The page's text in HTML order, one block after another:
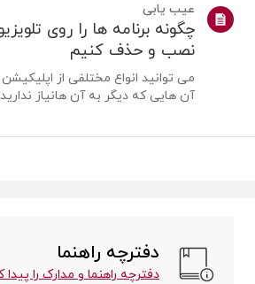
ریموت از تلویزیونجدا شده است.
عیب یابی
چگونه برنامه ها را روی
نصب و حذف کنیم
آن هایی که دیگر به آن هانیاز
دفترچه راهنما
دفترچه راهنما و مدارک را پیدا